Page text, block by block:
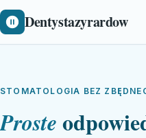
Dentystazyrardow
STOMATOLOGIA BEZ
Proste